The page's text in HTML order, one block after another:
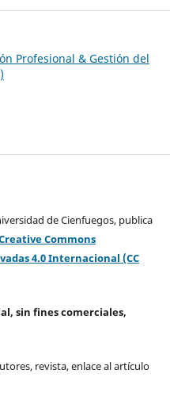
Profesional & Gestión del
de Cienfuegos, publica
Commons
4.0 Internacional (CC
sin fines comerciales,
revista, enlace al artículo